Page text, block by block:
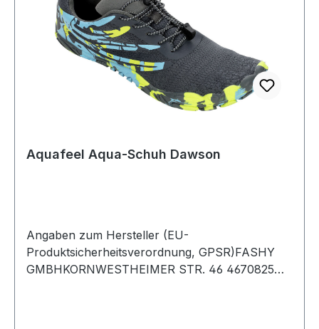
Aquafeel Aqua-Schuh Dawson
Angaben zum Hersteller (EU-
Produktsicherheitsverordnung, GPSR)FASHY
GMBHKORNWESTHEIMER STR. 46 4670825